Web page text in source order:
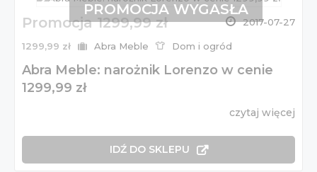
Promocja 1299,99 zł 2017-07-27
1299,99 zł Abra Meble Dom i ogród
Abra Meble: narożnik Lorenzo w cenie
1299,99 zł
czytaj więcej
IDŹ DO SKLEPU
PROMOCJA WYGASŁA